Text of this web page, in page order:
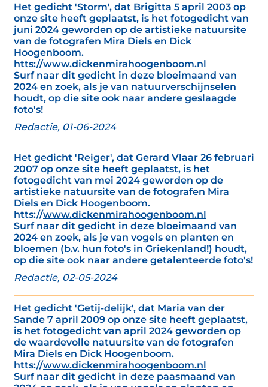
Het gedicht 'Storm', dat Brigitta 5 april 2003 op
onze site heeft geplaatst, is het fotogedicht van
juni 2024 geworden op de artistieke natuursite
van de fotografen Mira Diels en Dick
Hoogenboom.
htts://www.dickenmirahoogenboom.nl
Surf naar dit gedicht in deze bloeimaand van
2024 en zoek, als je van natuurverschijnselen
houdt, op die site ook naar andere geslaagde
foto's!
Redactie, 01-06-2024
Het gedicht 'Reiger', dat Gerard Vlaar 26 februari
2007 op onze site heeft geplaatst, is het
fotogedicht van mei 2024 geworden op de
artistieke natuursite van de fotografen Mira
Diels en Dick Hoogenboom.
htts://www.dickenmirahoogenboom.nl
Surf naar dit gedicht in deze bloeimaand van
2024 en zoek, als je van vogels en planten en
bloemen (b.v. hun foto's in Griekenland!) houdt,
op die site ook naar andere getalenteerde foto's!
Redactie, 02-05-2024
Het gedicht 'Getij-delijk', dat Maria van der
Sande 7 april 2009 op onze site heeft geplaatst,
is het fotogedicht van april 2024 geworden op
de waardevolle natuursite van de fotografen
Mira Diels en Dick Hoogenboom.
htts://www.dickenmirahoogenboom.nl
Surf naar dit gedicht in deze paasmaand van